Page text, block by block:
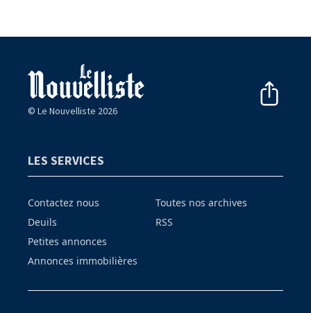
© Le Nouvelliste 2026
LES SERVICES
Contactez nous
Deuils
Petites annonces
Annonces immobilières
Toutes nos archives
RSS